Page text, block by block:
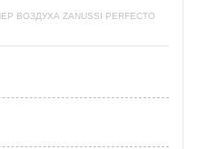
ВОЗДУХА ZANUSSI PERFECTO